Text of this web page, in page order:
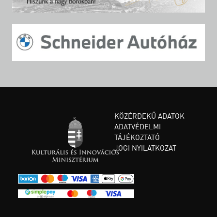
KÖZÉRDEKŰ ADATOK
ADATVÉDELMI
TÁJÉKOZTATÓ
JOGI NYILATKOZAT